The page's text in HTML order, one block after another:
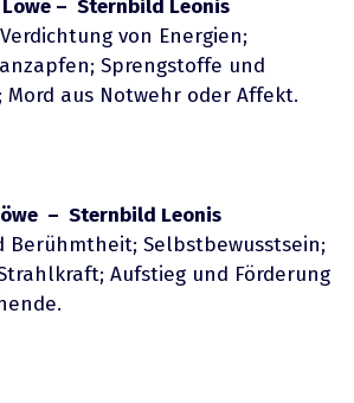
– Sternbild Leonis
von Energien;
Sprengstoffe und
Mord aus Notwehr oder Affekt.
– Sternbild Leonis
Berühmtheit; Selbstbewusstsein;
Aufstieg und Förderung